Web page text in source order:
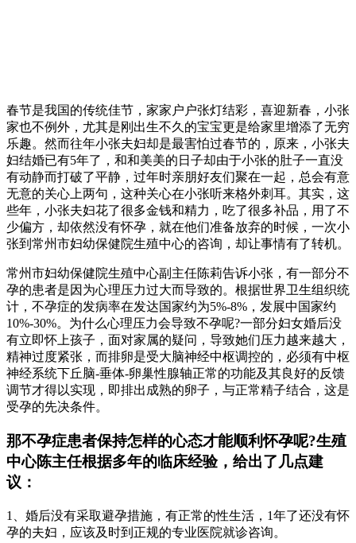
春节是我国的传统佳节，家家户户张灯结彩，喜迎新春，小张
家也不例外，尤其是刚出生不久的宝宝更是给家里增添了无穷
乐趣。然而往年小张夫妇却是最害怕过春节的，原来，小张夫
妇结婚已有5年了，和和美美的日子却由于小张的肚子一直没
有动静而打破了平静，过年时亲朋好友们聚在一起，总会有意
无意的关心上两句，这种关心在小张听来格外刺耳。其实，这
些年，小张夫妇花了很多金钱和精力，吃了很多补品，用了不
少偏方，却依然没有怀孕，就在他们准备放弃的时候，一次小
张到常州市妇幼保健院生殖中心的咨询，却让事情有了转机。
常州市妇幼保健院生殖中心副主任陈莉告诉小张，有一部分不
孕的患者是因为心理压力过大而导致的。根据世界卫生组织统
计，不孕症的发病率在发达国家约为5%-8%，发展中国家约
10%-30%。为什么心理压力会导致不孕呢?一部分妇女婚后没
有立即怀上孩子，面对家属的疑问，导致她们压力越来越大，
精神过度紧张，而排卵是受大脑神经中枢调控的，必须有中枢
神经系统下丘脑-垂体-卵巢性腺轴正常的功能及其良好的反馈
调节才得以实现，即排出成熟的卵子，与正常精子结合，这是
受孕的先决条件。
那不孕症患者保持怎样的心态才能顺利怀孕呢?生殖
中心陈主任根据多年的临床经验，给出了几点建
议：
1、婚后没有采取避孕措施，有正常的性生活，1年了还没有怀
孕的夫妇，应该及时到正规的专业医院就诊咨询。